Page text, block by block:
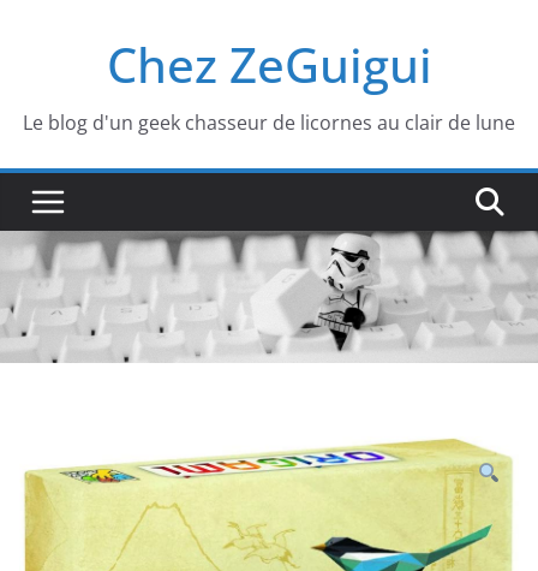
Chez ZeGuigui
Le blog d'un geek chasseur de licornes au clair de lune